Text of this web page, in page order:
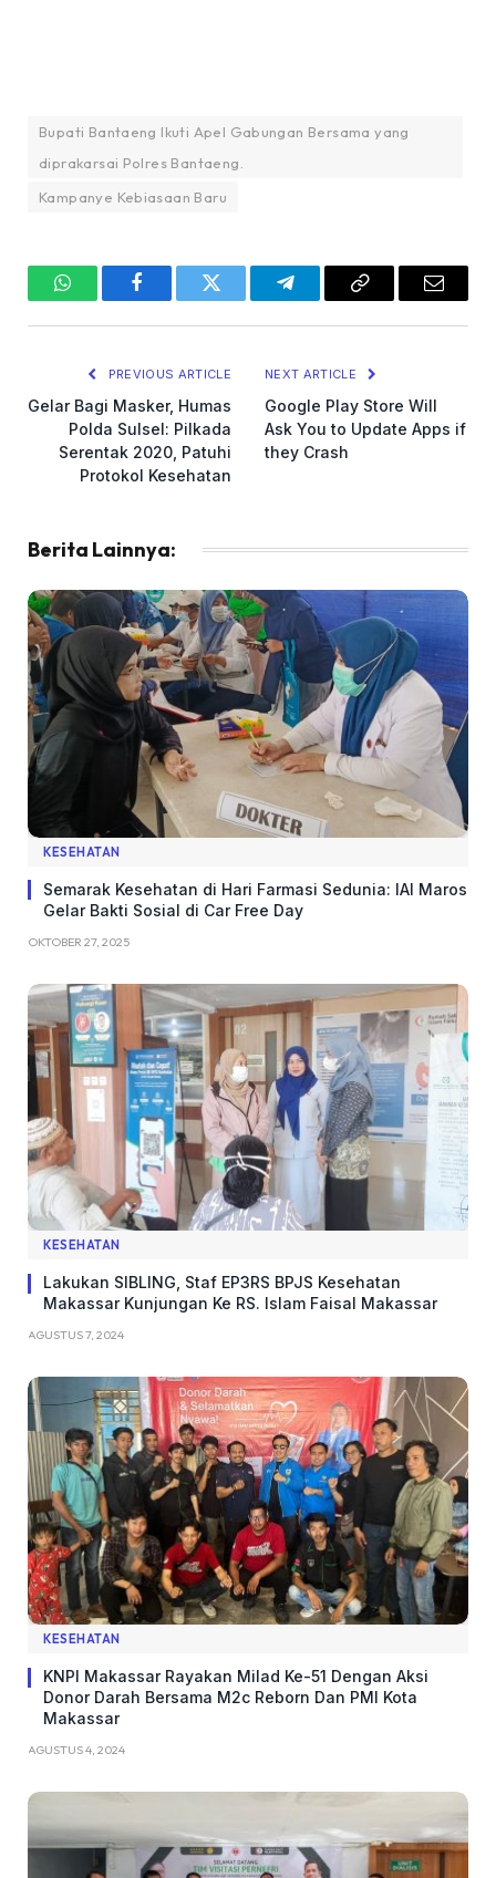
Bupati Bantaeng Ikuti Apel Gabungan Bersama yang
diprakarsai Polres Bantaeng.
Kampanye Kebiasaan Baru
WhatsAppFacebookTwitter TelegramCopy
Email
PREVIOUS ARTICLE
Gelar Bagi Masker, Humas
Polda Sulsel: Pilkada
Serentak 2020, Patuhi
Protokol Kesehatan
NEXT ARTICLE
Google Play Store Will
Ask You to Update Apps if
they Crash
Berita Lainnya:
KESEHATAN
Semarak Kesehatan di Hari Farmasi Sedunia: IAI Maros
Gelar Bakti Sosial di Car Free Day
OKTOBER 27, 2025
KESEHATAN
Lakukan SIBLING, Staf EP3RS BPJS Kesehatan
Makassar Kunjungan Ke RS. Islam Faisal Makassar
AGUSTUS 7, 2024
KESEHATAN
KNPI Makassar Rayakan Milad Ke-51 Dengan Aksi
Donor Darah Bersama M2c Reborn Dan PMI Kota
Makassar
AGUSTUS 4, 2024